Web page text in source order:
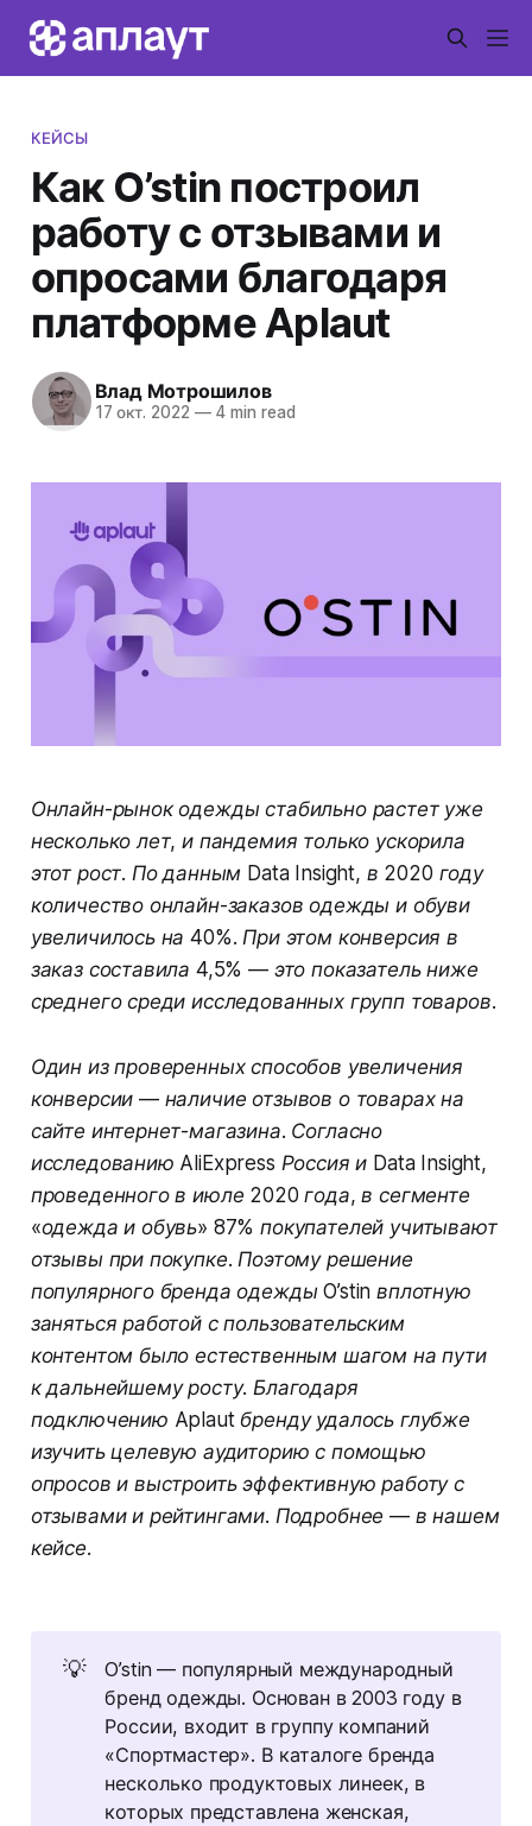
КЕЙСЫ
Как O’stin построил
работу с отзывами и
опросами благодаря
платформе Aplaut
Влад Мотрошилов
17 окт. 2022 —4 min read
Онлайн-рынок одежды стабильно растет уже
несколько лет, и пандемия только ускорила
этот рост. По данным Data Insight, в 2020 году
количество онлайн-заказов одежды и обуви
увеличилось на 40%. При этом конверсия в
заказ составила 4,5% — это показатель ниже
среднего среди исследованных групп товаров.
Один из проверенных способов увеличения
конверсии — наличие отзывов о товарах на
сайте интернет-магазина. Согласно
исследованию AliExpress Россия и Data Insight,
проведенного в июле 2020 года, в сегменте
«одежда и обувь» 87% покупателей учитывают
отзывы при покупке. Поэтому решение
популярного бренда одежды O’stin вплотную
заняться работой с пользовательским
контентом было естественным шагом на пути
к дальнейшему росту. Благодаря
подключению Aplaut бренду удалось глубже
изучить целевую аудиторию с помощью
опросов и выстроить эффективную работу с
отзывами и рейтингами. Подробнее — в нашем
кейсе.
💡
O’stin — популярный международный
бренд одежды. Основан в 2003 году в
России, входит в группу компаний
«Спортмастер». В каталоге бренда
несколько продуктовых линеек, в
которых представлена женская,